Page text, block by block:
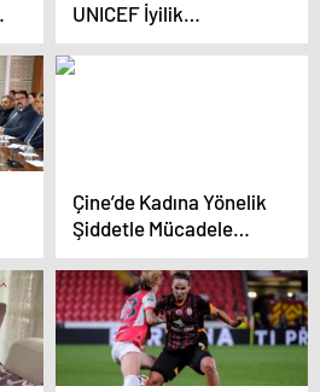
UNICEF İyilik
Gönüllüleri Hareketine
Katıldı
Çine’de Kadına Yönelik
Şiddetle Mücadele
Eğitimi